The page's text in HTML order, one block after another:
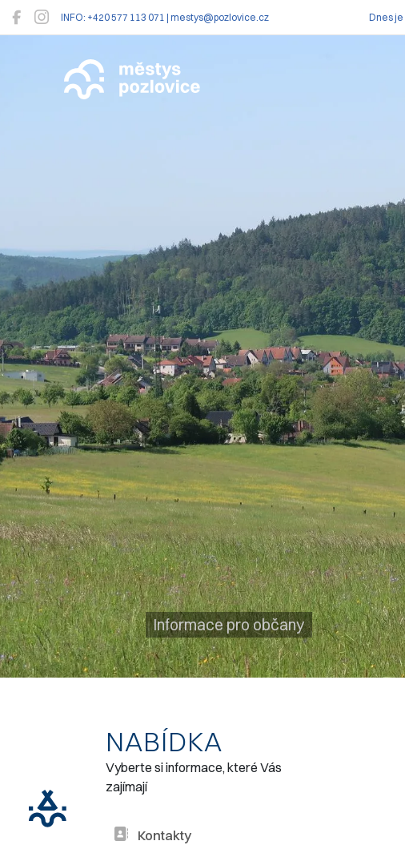
INFO: +420 577 113 071 | mestys@pozlovice.cz Dnes je
Pozlovice
Informace pro občany
NABÍDKA
Vyberte si informace, které Vás
zajímají
Kontakty